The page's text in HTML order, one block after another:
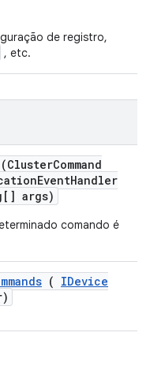
de registro,
, etc.
(ClusterCommand
EventHandler
args)
comando é
( IDevice